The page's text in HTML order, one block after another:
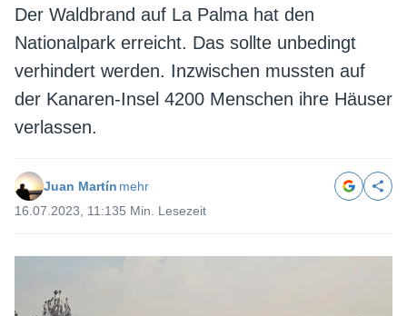
Der Waldbrand auf La Palma hat den
Nationalpark erreicht. Das sollte unbedingt
verhindert werden. Inzwischen mussten auf
der Kanaren-Insel 4200 Menschen ihre Häuser
verlassen.
Juan Martín mehr
16.07.2023, 11:135 Min. Lesezeit